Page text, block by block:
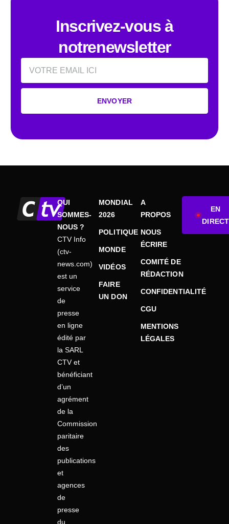
Inscrivez-vous à
notrenewsletter
Email
ENVOYER
QUI
SOMMES-
NOUS ?
CTV Info
(ctv-
news.com)
est un
service
de
presse
en ligne
édité par
la SARL
CTV et
bénéficiant
d’un
agrément
de la
Commission
paritaire
des
publications
et
agences
de
presse
du
MONDIAL
2026
POLITIQUE
MONDE
VIDÉOS
FAIRE
UN DON
A
PROPOS
NOUS
ÉCRIRE
COMITÉ DE
RÉDACTION
CONFIDENTIALITÉ
CGU
MENTIONS
LÉGALES
EN
DIRECT